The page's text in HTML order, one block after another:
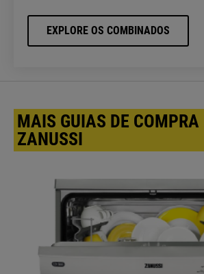
EXPLORE OS COMBINADOS
MAIS GUIAS DE COMPRA
ZANUSSI